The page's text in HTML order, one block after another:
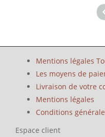
Mentions légales
Les moyens de
Livraison de votre
Mentions légales
Conditions
Espace client